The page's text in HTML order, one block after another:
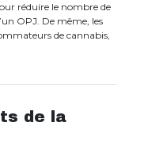
réduire le nombre de
OPJ. De même, les
de cannabis,
de la